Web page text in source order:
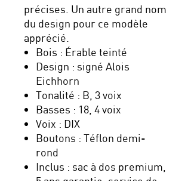
précises. Un autre grand nom
du design pour ce modèle
apprécié.
Bois : Érable teinté
Design : signé Alois
Eichhorn
Tonalité : B, 3 voix
Basses : 18, 4 voix
Voix : DIX
Boutons : Téflon demi-
rond
Inclus : sac à dos premium,
5 ans garantie, service de